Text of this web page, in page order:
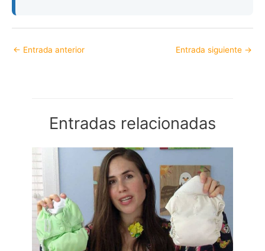
← Entrada anterior Entrada siguiente →
Entradas relacionadas